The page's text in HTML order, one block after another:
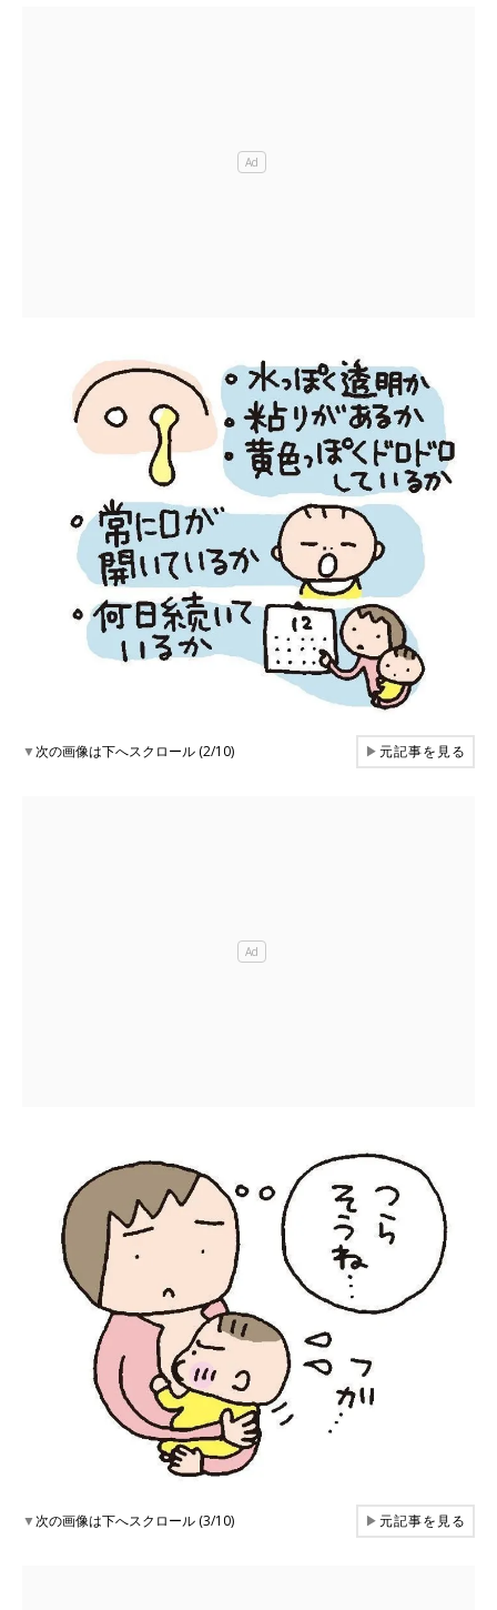
▼次の画像は下へスクロール (2/10) ▶元記事を見る
▼次の画像は下へスクロール (3/10) ▶元記事を見る